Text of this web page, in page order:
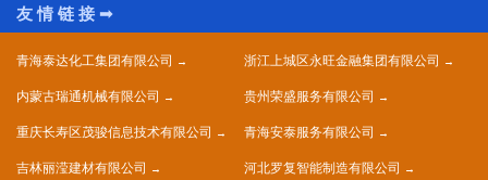
青海泰达化工集团有限公司 浙江上城区永旺金融集团有限公司
内蒙古瑞通机械有限公司 贵州荣盛服务有限公司
重庆长寿区茂骏信息技术有限公司 青海安泰服务有限公司
吉林丽滢建材有限公司 河北罗复智能制造有限公司